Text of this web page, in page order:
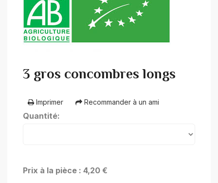
3 gros concombres longs
Imprimer Recommander à un ami
Quantité:
Prix à la pièce : 4,20 €